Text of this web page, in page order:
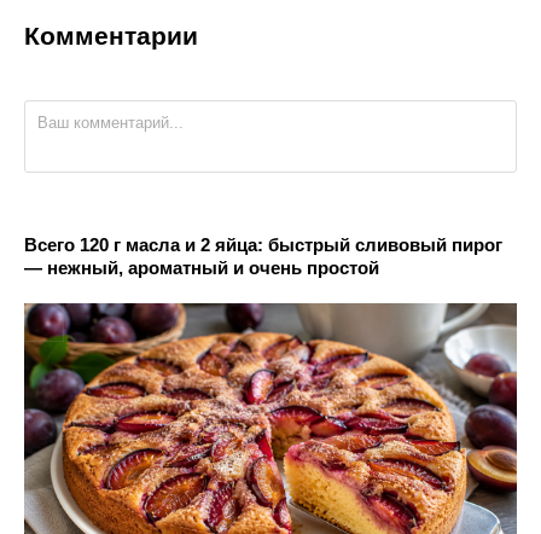
Комментарии
Всего 120 г масла и 2 яйца: быстрый сливовый пирог
— нежный, ароматный и очень простой